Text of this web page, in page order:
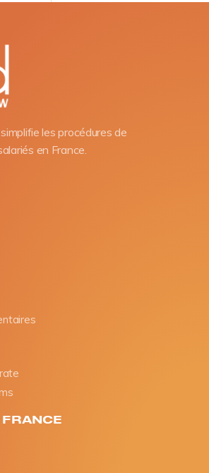
les procédures de
en France.